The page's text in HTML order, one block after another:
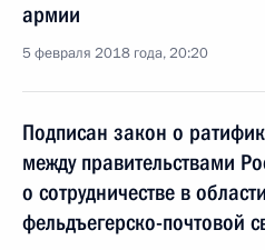
армии
5 февраля 2018 года, 20:20
Подписан закон о
между правительствами
о сотрудничестве в
фельдъегерско-почтовой